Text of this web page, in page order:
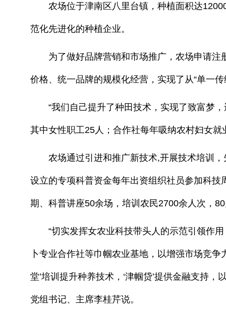
农场位于津南区八里台镇，种植面积达12000
范化先进化的种植企业。
为了做好品牌营销和市场推广，农场申请注
价格、统一品牌的规模化经营，实现了从“单一
“我们自己提升了种田技术，实现了致富梦，
其中女性职工25人；合作社每年吸纳农村妇女
农场通过引进和推广新技术,开展技术培训，
设立的专项科普资金每年出资组织社员参加科
期、科普讲座50余场，培训农民2700余人次，
“切实发挥女农业科技带头人的示范引领作用
卜专业合作社等巾帼农业基地，以增强市场竞
堂’培训提升种养技术，‘津帼贷’提供金融支持
党组书记、主席李桂芹说。